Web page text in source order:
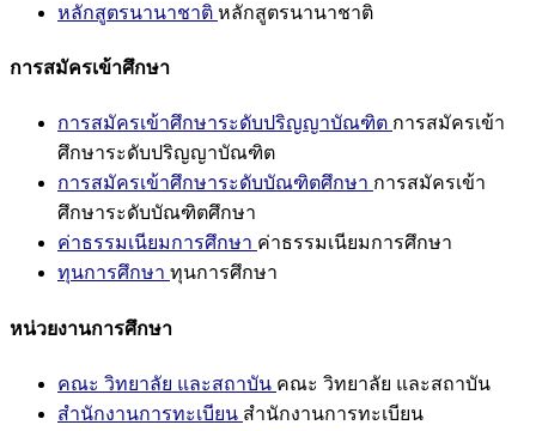
หลักสูตรนานาชาติ หลักสูตรนานาชาติ
การสมัครเข้าศึกษา
การสมัครเข้าศึกษาระดับปริญญาบัณฑิต การสมัครเข้า
ศึกษาระดับปริญญาบัณฑิต
การสมัครเข้าศึกษาระดับบัณฑิตศึกษา การสมัครเข้า
ศึกษาระดับบัณฑิตศึกษา
ค่าธรรมเนียมการศึกษา ค่าธรรมเนียมการศึกษา
ทุนการศึกษา ทุนการศึกษา
หน่วยงานการศึกษา
คณะ วิทยาลัย และสถาบัน คณะ วิทยาลัย และสถาบัน
สำนักงานการทะเบียน สำนักงานการทะเบียน